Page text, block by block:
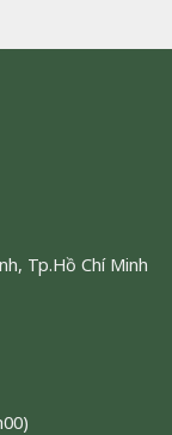
Tp.Hồ Chí Minh